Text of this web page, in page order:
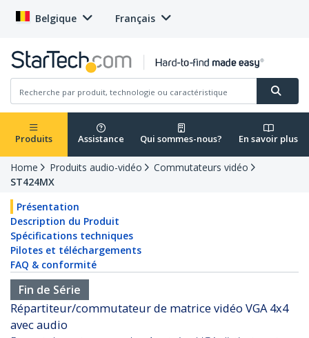
Belgique Français
Produits Assistance Qui sommes-nous? En savoir plus
Home Produits audio-vidéo
Commutateurs vidéo
ST424MX
Présentation
Description du Produit
Spécifications techniques
Pilotes et téléchargements
FAQ & conformité
Fin de Série
Répartiteur/commutateur de matrice vidéo VGA 4x4
avec audio